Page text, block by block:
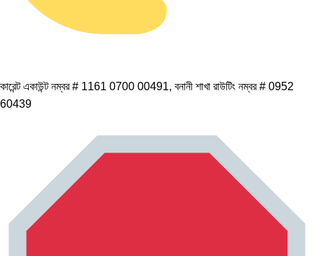
কারেন্ট একাউন্ট নম্বর # 1161 0700 00491, বনানী শাখা রাউটিং নম্বর # 0952
60439